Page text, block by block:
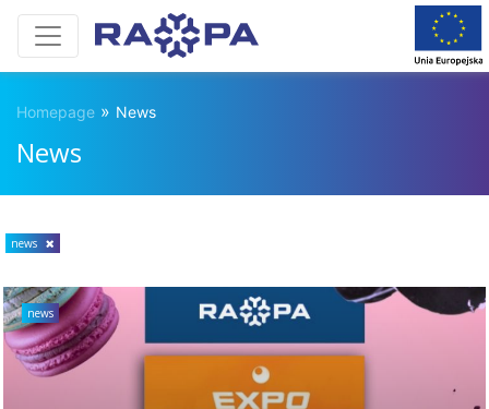
Homepage » News
News
news
news